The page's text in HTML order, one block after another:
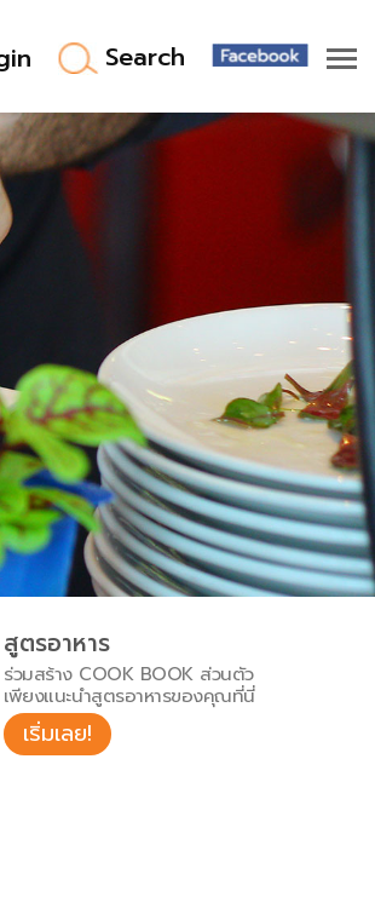
Search
สูตรอาหาร
ร่วมสร้าง COOK BOOK ส่วนตัว
เพียงแนะนำสูตรอาหารของคุณที่นี่
เริ่มเลย!